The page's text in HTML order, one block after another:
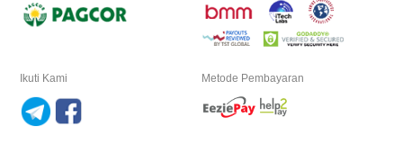
Duta
Papan
Peringkat
Metode Pembayaran
Ikuti Kami